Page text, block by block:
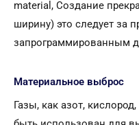
material , Создание
ширину) это следует за
запрограммированным
Материальное выброс
Газы, как азот,